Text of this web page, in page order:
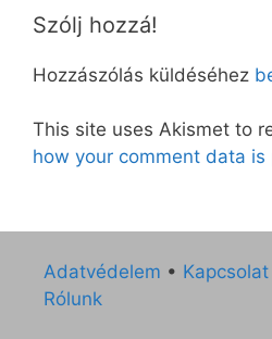
Szólj hozzá!
Hozzászólás küldéséhez
This site uses Akismet to
how your comment data is
Adatvédelem • Kapcsolat
Rólunk